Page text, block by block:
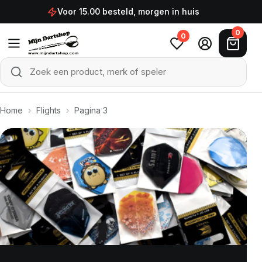
Ga naar de inhoudVoor 15.00 besteld, morgen in huis
Zoek een product, merk of speler
Zoeken
0 0
Home › Flights › Pagina 3